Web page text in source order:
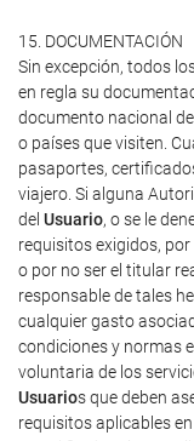
15. DOCUMENTACIÓN
Sin excepción, todos
en regla su
documento nacional
o países que visiten.
pasaportes,
viajero. Si alguna
del Usuario, o se le
requisitos exigidos,
o por no ser el titular
responsable de tales
cualquier gasto
condiciones y normas
voluntaria de los
Usuarios que deben
requisitos aplicables